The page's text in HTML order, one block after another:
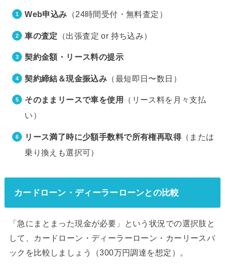
Web申込み （24時間受付・無料査定）
車の査定 （出張査定 or 持ち込み）
契約金額・リース料の提示
契約締結＆現金振込み （最短即日〜数日）
そのままリースで車を使用
（リース料を月々支払
い）
リース満了時に少額手数料で所有権再取得（または
乗り換えも選択可）
カードローン・ディーラーローンとの比較
「急にまとまった現金が必要」という状況での選択肢と
して、カードローン・ディーラーローン・カーリースバ
ックを比較しましょう（300万円調達を想定）。